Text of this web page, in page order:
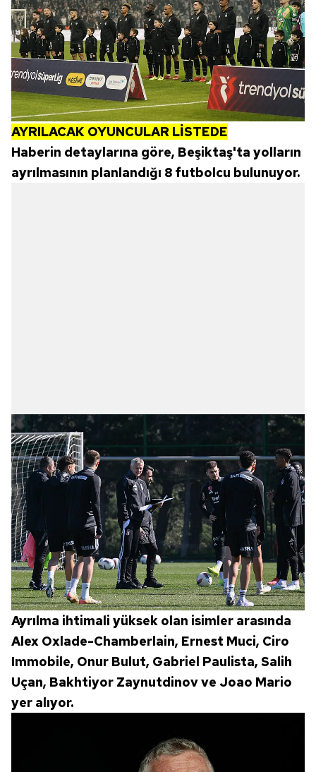
AYRILACAK OYUNCULAR LİSTEDE
Haberin detaylarına göre, Beşiktaş'ta yolların
ayrılmasının planlandığı 8 futbolcu bulunuyor.
Ayrılma ihtimali yüksek olan isimler arasında
Alex Oxlade-Chamberlain, Ernest Muci, Ciro
Immobile, Onur Bulut, Gabriel Paulista, Salih
Uçan, Bakhtiyor Zaynutdinov ve Joao Mario
yer alıyor.